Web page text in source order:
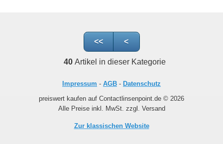
<< <
40Artikel in dieser Kategorie
Impressum - AGB - Datenschutz
preiswert kaufen auf Contactlinsenpoint.de © 2026
Alle Preise inkl. MwSt. zzgl. Versand
Zur klassischen Website